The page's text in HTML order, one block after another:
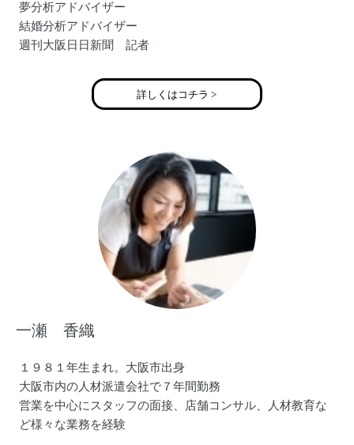
夢分析アドバイザー
結婚分析アドバイザー
週刊大阪日日新聞 記者
詳しくはコチラ >
一瀬 香織
１９８１年生まれ。大阪市出身
大阪市内の人材派遣会社で７年間勤務
営業を中心にスタッフの面接、店舗コンサル、人材教育な
ど様々な業務を経験